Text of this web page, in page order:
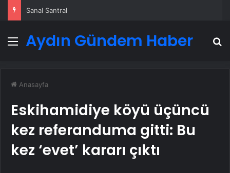
Sanal Santral
Menü
Aydın Gündem Haber
Anasayfa
Eskihamidiye köyü üçüncü
kez referanduma gitti: Bu
kez ‘evet’ kararı çıktı